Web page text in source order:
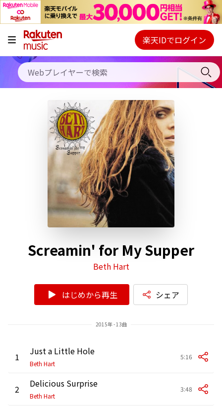
キャンペーン
料金プラン
使い方
初回30日間無料お試し
Webプレイヤー
ご契約内容の確認・変更
楽天IDでログイン
Screamin' for My Supper
Beth Hart
はじめから再生 シェア
2015年 - 13曲
1 Just a Little Hole
Beth Hart
5:16
2 Delicious Surprise
Beth Hart
3:48